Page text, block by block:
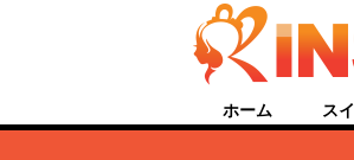
ホーム ス